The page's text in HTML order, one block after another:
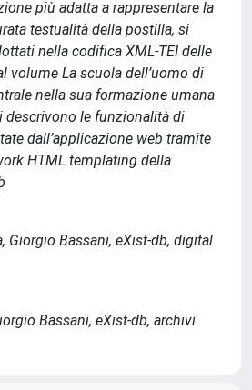
più adatta a rappresentare la
testualità della postilla, si
nella codifica XML-TEI delle
volume La scuola dell’uomo di
nella sua formazione umana
descrivono le funzionalità di
dall’applicazione web tramite
HTML templating della
Giorgio Bassani, eXist-db, digital
Bassani, eXist-db, archivi